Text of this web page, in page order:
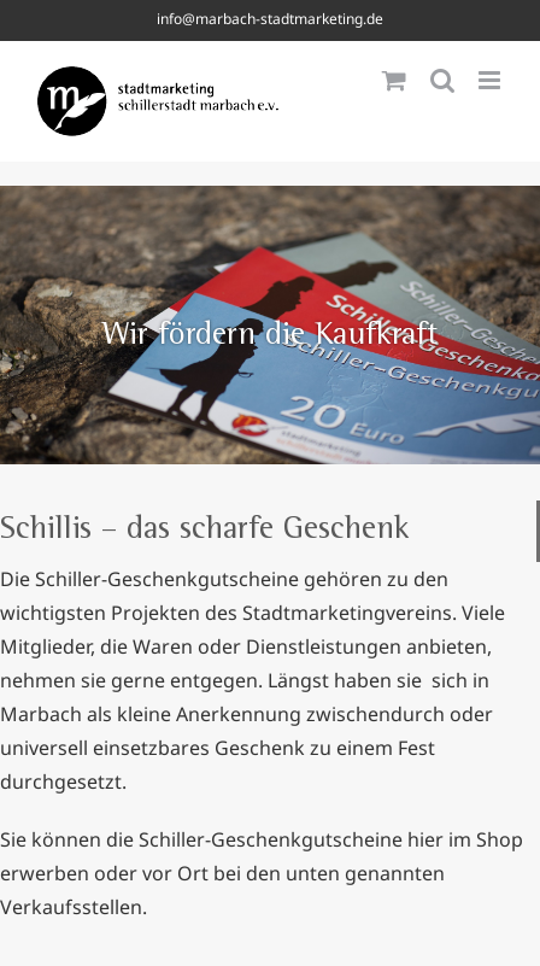
to
content
info@marbach-stadtmarketing.de
Wir fördern die Kaufkraft
Schillis – das scharfe Geschenk
Die Schiller-Geschenkgutscheine gehören zu den
wichtigsten Projekten des Stadtmarketingvereins. Viele
Mitglieder, die Waren oder Dienstleistungen anbieten,
nehmen sie gerne entgegen. Längst haben sie sich in
Marbach als kleine Anerkennung zwischendurch oder
universell einsetzbares Geschenk zu einem Fest
durchgesetzt.
Sie können die Schiller-Geschenkgutscheine hier im Shop
erwerben oder vor Ort bei den unten genannten
Verkaufsstellen.